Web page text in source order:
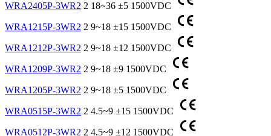
WRA2405P-3WR2 2 18~36 ±5 1500VDC
WRA1215P-3WR2 2 9~18 ±15 1500VDC
WRA1212P-3WR2 2 9~18 ±12 1500VDC
WRA1209P-3WR2 2 9~18 ±9 1500VDC
WRA1205P-3WR2 2 9~18 ±5 1500VDC
WRA0515P-3WR2 2 4.5~9 ±15 1500VDC
WRA0512P-3WR2 2 4.5~9 ±12 1500VDC